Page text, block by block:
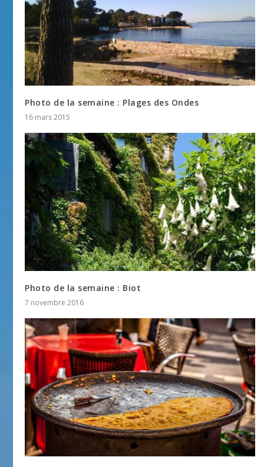
Photo de la semaine : Plages des Ondes
16 mars 2015
Photo de la semaine : Biot
7 novembre 2016